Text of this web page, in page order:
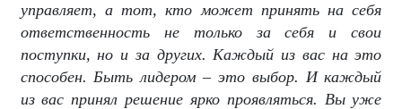
управляет, а тот, кто может принять на себя
ответственность не только за себя и свои
поступки, но и за других. Каждый из вас на это
способен. Быть лидером – это выбор. И каждый
из вас принял решение ярко проявляться. Вы уже